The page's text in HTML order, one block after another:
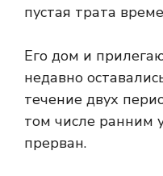
пустая трата
Его дом и
недавно
течение двух
том числе ранним
прерван.